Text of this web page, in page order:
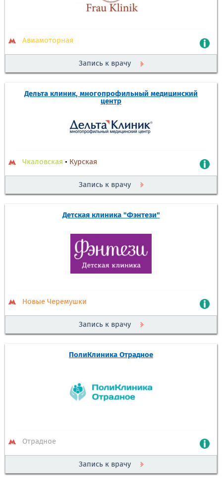
Авиамоторная
Запись к врачу
Дельта клиник, многопрофильный медицинский
центр
Чкаловская • Курская
Запись к врачу
Детская клиника "Фэнтези"
Новые Черемушки
Запись к врачу
ПолиКлиника Отрадное
Отрадное
Запись к врачу